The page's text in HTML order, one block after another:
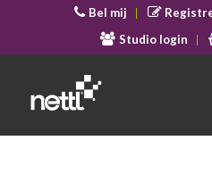
Bel mij
Studio login